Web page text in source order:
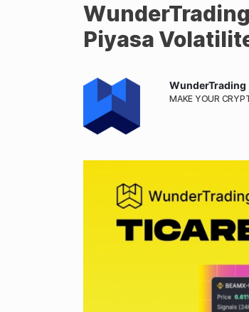
Piyasa
WunderTrading
MAKE YOUR